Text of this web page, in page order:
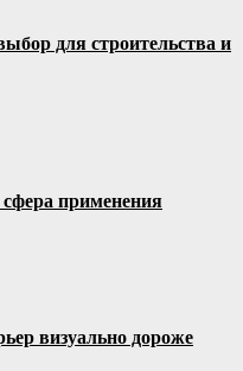
для строительства и
применения
визуально дороже